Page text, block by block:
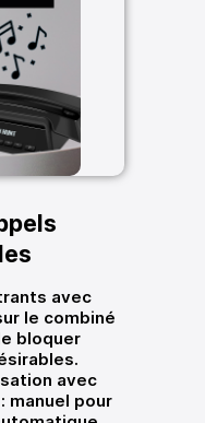
avec
le combiné
bloquer
avec
manuel pour